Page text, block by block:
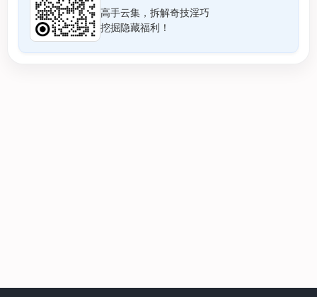
高手云集，拆解奇技淫巧
挖掘隐藏福利！